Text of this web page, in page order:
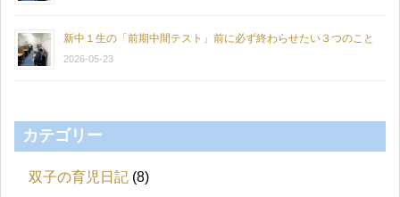
新中１生の「前期中間テスト」前に必ず終わらせたい３つのこと
2026-05-23
カテゴリー
双子の育児日記 (8)